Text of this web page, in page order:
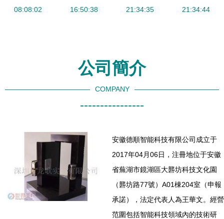
領NFC硅膠
08:08:02
與智能卡解
16:50:38
21:34:35
圳市上譽智
21:34:44
公司簡介
COMPANY
----------------
安徽德順智能科技有限公司成立于
2017年04月06日，注冊地位于安徽
省蕪湖市鏡湖區大礱坊科技文化園
（礱坊路77號）A01棟204室（申報
承諾），法定代表人為王華文。經營
范圍包括智能科技領域內的技術研